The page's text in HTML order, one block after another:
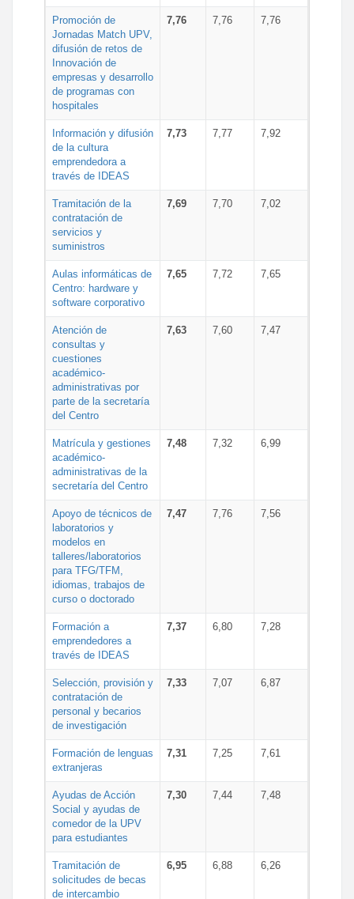
Promoción de
Jornadas Match UPV,
difusión de retos de
Innovación de
empresas y desarrollo
de programas con
hospitales
7,76 7,76 7,76
Información y difusión
de la cultura
emprendedora a
través de IDEAS
7,73 7,77 7,92
Tramitación de la
contratación de
servicios y
suministros
7,69 7,70 7,02
Aulas informáticas de
Centro: hardware y
software corporativo
7,65 7,72 7,65
Atención de
consultas y
cuestiones
académico-
administrativas por
parte de la secretaría
del Centro
7,63 7,60 7,47
Matrícula y gestiones
académico-
administrativas de la
secretaría del Centro
7,48 7,32 6,99
Apoyo de técnicos de
laboratorios y
modelos en
talleres/laboratorios
para TFG/TFM,
idiomas, trabajos de
curso o doctorado
7,47 7,76 7,56
Formación a
emprendedores a
través de IDEAS
7,37 6,80 7,28
Selección, provisión y
contratación de
personal y becarios
de investigación
7,33 7,07 6,87
Formación de lenguas
extranjeras
7,31 7,25 7,61
Ayudas de Acción
Social y ayudas de
comedor de la UPV
para estudiantes
7,30 7,44 7,48
Tramitación de
solicitudes de becas
de intercambio
6,95 6,88 6,26